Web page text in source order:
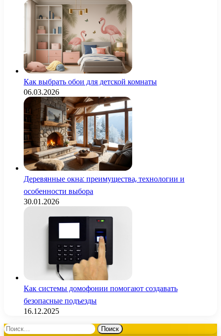
Как выбрать обои для детской комнаты
06.03.2026
Деревянные окна: преимущества, технологии и
особенности выбора
30.01.2026
Как системы домофонии помогают создавать
безопасные подъезды
16.12.2025
Найти: